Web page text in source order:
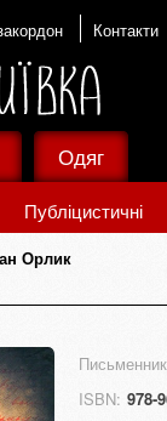
Контакти
Публіцистичні
Одяг
Орлик
ISBN: 978-